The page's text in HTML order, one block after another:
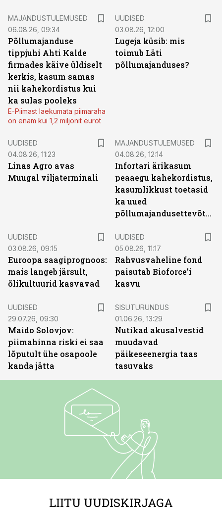
MAJANDUSTULEMUSED
06.08.26, 09:34
Põllumajanduse
tippjuhi Ahti Kalde
firmades käive üldiselt
kerkis, kasum samas
nii kahekordistus kui
ka sulas pooleks
E-Piimast laekumata piimaraha
on enam kui 1,2 miljonit eurot
UUDISED
03.08.26, 12:00
Lugeja küsib: mis
toimub Läti
põllumajanduses?
UUDISED
04.08.26, 11:23
Linas Agro avas
Muugal viljaterminali
MAJANDUSTULEMUSED
04.08.26, 12:14
Infortari ärikasum
peaaegu kahekordistus,
kasumlikkust toetasid
ka uued
põllumajandusettevõtted
UUDISED
03.08.26, 09:15
Euroopa saagiprognoos:
mais langeb järsult,
õlikultuurid kasvavad
UUDISED
05.08.26, 11:17
Rahvusvaheline fond
paisutab Bioforce’i
kasvu
UUDISED
29.07.26, 09:30
Maido Solovjov:
piimahinna riski ei saa
lõputult ühe osapoole
kanda jätta
SISUTURUNDUS
01.06.26, 13:29
Nutikad akusalvestid
muudavad
päikeseenergia taas
tasuvaks
LIITU UUDISKIRJAGA